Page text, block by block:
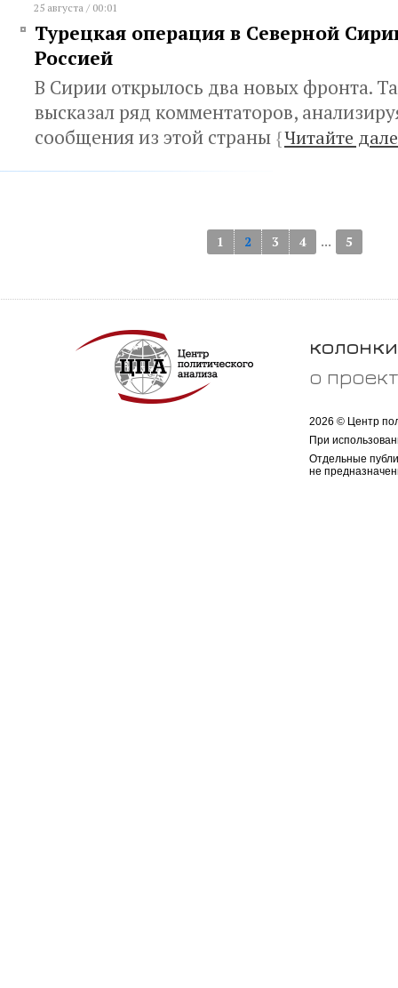
25 августа / 00:01
Турецкая операция в Северной
Россией
В Сирии открылось два новых фронта.
высказал ряд комментаторов,
сообщения из этой страны {Читайте
1 2 3 4 ... 5
колонки
о
2026 © Центр
При
Отдельные
не